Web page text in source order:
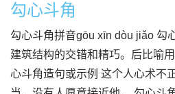
勾心斗角
勾心斗角拼音gōu xīn dòu jiǎo 勾
建筑结构的交错和精巧。后比喻
心斗角造句或示例 这个人心术不